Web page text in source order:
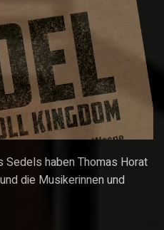
Sedels haben Thomas Horat
die Musikerinnen und